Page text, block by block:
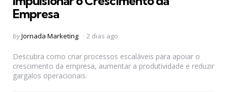
Empresa
Posted
byJornada Marketing 2 dias ago
Descubra como criar processos escaláveis para apoiar o
crescimento da empresa, aumentar a produtividade e reduzir
gargalos operacionais.